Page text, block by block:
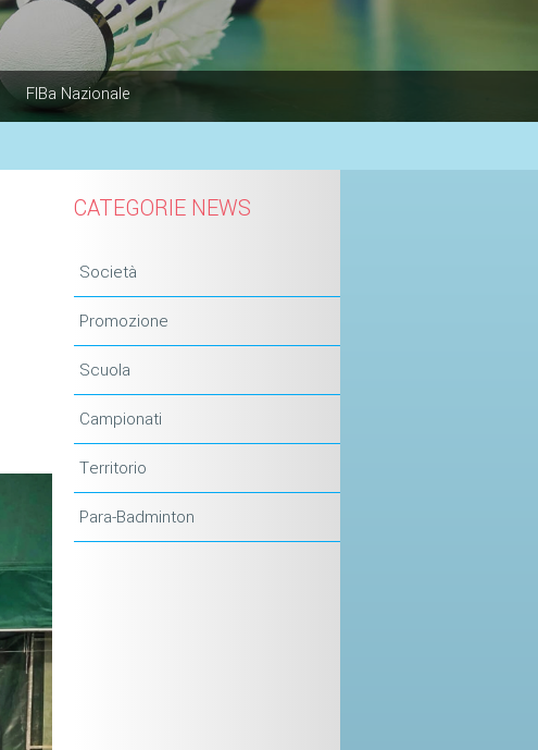
FIBa Nazionale
CATEGORIE NEWS
Società
Promozione
Scuola
Campionati
Territorio
Para-Badminton